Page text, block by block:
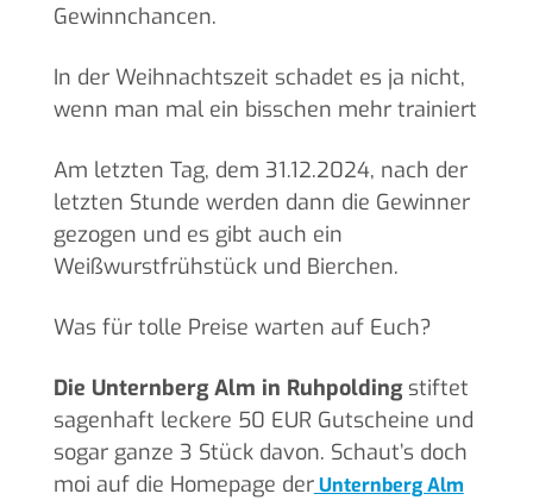
Gewinnchancen.
In der Weihnachtszeit schadet es ja nicht,
wenn man mal ein bisschen mehr trainiert
Am letzten Tag, dem 31.12.2024, nach der
letzten Stunde werden dann die Gewinner
gezogen und es gibt auch ein
Weißwurstfrühstück und Bierchen.
Was für tolle Preise warten auf Euch?
Die Unternberg Alm in Ruhpoldingstiftet
sagenhaft leckere 50 EUR Gutscheine und
sogar ganze 3 Stück davon. Schaut’s doch
moi auf die Homepage derUnternberg Alm